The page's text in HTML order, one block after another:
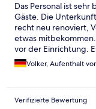
Das Personal ist
Gäste. Die
recht neu renoviert,
etwas
vor der Einrichtung.
Umgebung die zum
wieder.
Volker, Aufenthalt
Verifizierte Bewertung